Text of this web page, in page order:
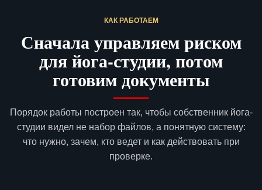
КАК РАБОТАЕМ
Сначала управляем риском
для йога-студии, потом
готовим документы
Порядок работы построен так, чтобы собственник йога-
студии видел не набор файлов, а понятную систему:
что нужно, зачем, кто ведет и как действовать при
проверке.